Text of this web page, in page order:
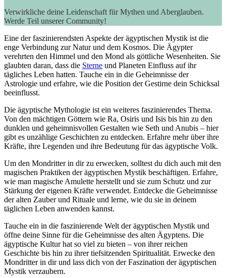
Verwirkliche deine Leidenschaft für Mythen und Aberglauben.
Werde Teil unserer Community!
Eine der faszinierendsten Aspekte der ägyptischen Mystik ist die
enge Verbindung zur Natur und dem Kosmos. Die Ägypter
verehrten den Himmel und den Mond als göttliche Wesenheiten. Sie
glaubten daran, dass die Sterne und Planeten Einfluss auf ihr
tägliches Leben hatten. Tauche ein in die Geheimnisse der
Astrologie und erfahre, wie die Position der Gestirne dein Schicksal
beeinflusst.
Die ägyptische Mythologie ist ein weiteres faszinierendes Thema.
Von den mächtigen Göttern wie Ra, Osiris und Isis bis hin zu den
dunklen und geheimnisvollen Gestalten wie Seth und Anubis – hier
gibt es unzählige Geschichten zu entdecken. Erfahre mehr über ihre
Kräfte, ihre Legenden und ihre Bedeutung für das ägyptische Volk.
Um den Mondritter in dir zu erwecken, solltest du dich auch mit den
magischen Praktiken der ägyptischen Mystik beschäftigen. Erfahre,
wie man magische Amulette herstellt und sie zum Schutz und zur
Stärkung der eigenen Kräfte verwendet. Entdecke die Geheimnisse
der alten Zauber und Rituale und lerne, wie du sie in deinem
täglichen Leben anwenden kannst.
Tauche ein in die faszinierende Welt der ägyptischen Mystik und
öffne deine Sinne für die Geheimnisse des alten Ägyptens. Die
ägyptische Kultur hat so viel zu bieten – von ihrer reichen
Geschichte bis hin zu ihrer tiefsitzenden Spiritualität. Erwecke den
Mondritter in dir und lass dich von der Faszination der ägyptischen
Mystik verzaubern.